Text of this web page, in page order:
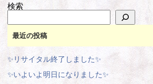
検索
最近の投稿
✨リサイタル終了しました✨
✨いよいよ明日になりました✨